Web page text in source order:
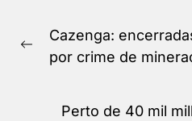
de
Post
Previous
Cazenga:
por crime de
Perto de 40 mil